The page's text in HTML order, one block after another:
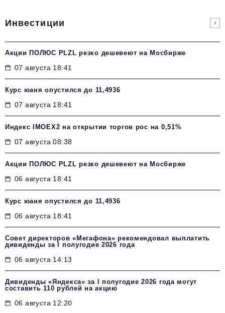
Инвестиции
Акции ПОЛЮС PLZL резко дешевеют на Мосбирже
07 августа 18:41
Курс юаня опустился до 11,4936
07 августа 18:41
Индекс IMOEX2 на открытии торгов рос на 0,51%
07 августа 08:38
Акции ПОЛЮС PLZL резко дешевеют на Мосбирже
06 августа 18:41
Курс юаня опустился до 11,4936
06 августа 18:41
Совет директоров «Мегафона» рекомендовал выплатить
дивиденды за I полугодие 2026 года
06 августа 14:13
Дивиденды «Яндекса» за I полугодие 2026 года могут
составить 110 рублей на акцию
06 августа 12:20